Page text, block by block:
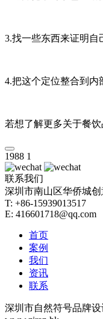
3.找一些东西来证明自
4.把这个定位整合到内
若想了解更
1988 1
联系我们
深圳市南山区华侨城
T: +86-15939013517
E: 416601718@qq.com
首页
案例
我们
资讯
联系
深圳市自然符号品牌设